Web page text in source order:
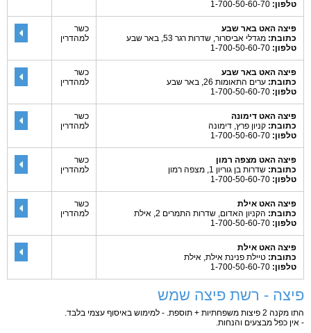
טלפון:
פיצה האט באר שבע
כתובת: מגדלי אביסרור, שדרות רגר 53, באר שבע
טלפון:
כשר
למהדרין
פיצה האט באר שבע
כתובת: ערים התאומות 26, באר שבע
טלפון:
כשר
למהדרין
פיצה האט דימונה
כתובת: קניון פרץ, דימונה
טלפון:
כשר
למהדרין
פיצה האט מצפה רמון
כתובת: שדרות בן גוריון 1, מצפה רמון
טלפון:
כשר
למהדרין
פיצה האט אילת
כתובת: הקניון האדום, שדרות התמרים 2, אילת
טלפון:
כשר
למהדרין
פיצה האט אילת
כתובת: טיילת פנינת אילת, אילת
טלפון:
פיצה - רשת פיצה שמש
התו מקנה 2 פיצות משפחתיות + תוספת. - למימוש באיסוף עצמי בלבד.
- אין כפל מבצעים והנחות.